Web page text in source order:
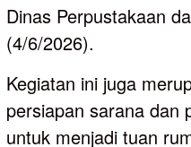
Dinas Perpustakaan
(4/6/2026).
Kegiatan ini juga
persiapan sarana dan
untuk menjadi tuan